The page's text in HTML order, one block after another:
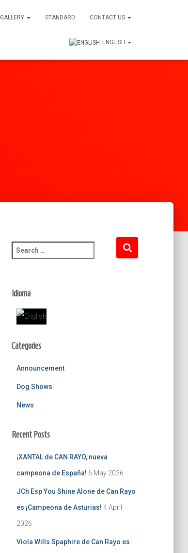
GALLERY STANDARD CONTACT US
ENGLISH
e
c
:
Idioma
Categories
Announcement
Dog Shows
News
Recent Posts
¡XANTAL de CAN RAYO, nueva
campeona de España! 6 May 2026
JCh Esp You Shine Alone de Can Rayo
es ¡Campeona de Asturias! 4 April
2026
Viola Wills Spaphire de Can Rayo es